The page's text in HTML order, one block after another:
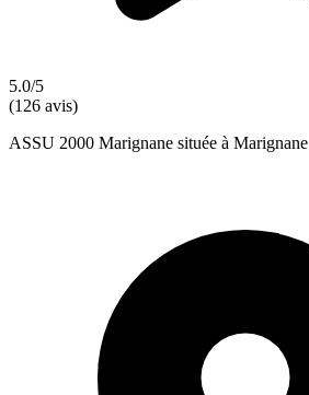
5.0/5
(126 avis)
ASSU 2000 Marignane située à Marignane